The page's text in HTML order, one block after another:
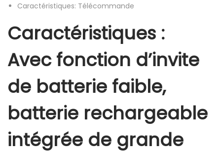
k
/
h
u
e
i
Caractéristiques: Télécommande
Caractéristiques :
Avec fonction d’invite
de batterie faible,
batterie rechargeable
intégrée de grande